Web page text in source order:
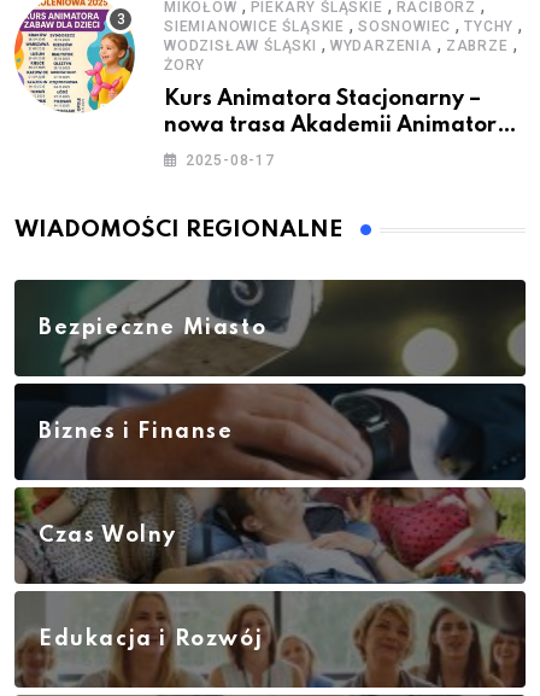
MIKOŁÓW , PIEKARY ŚLĄSKIE , RACIBÓRZ ,
SIEMIANOWICE ŚLĄSKIE ,SOSNOWIEC ,TYCHY ,
WODZISŁAW ŚLĄSKI , WYDARZENIA , ZABRZE ,
ŻORY
Kurs Animatora Stacjonarny –
nowa trasa Akademii Animatora
– jesień 2025
2025-08-17
WIADOMOŚCI REGIONALNE
Bezpieczne Miasto
Biznes i Finanse
Czas Wolny
Edukacja i Rozwój